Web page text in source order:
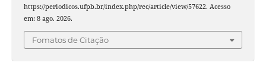
https://periodicos.ufpb.br/index.php/rec/article/view/57622. Acesso
em: 8 ago. 2026.
Fomatos de Citação